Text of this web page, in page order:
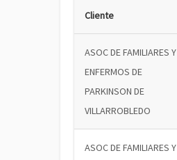
Cliente
ASOC DE FAMILIARES Y
ENFERMOS DE
PARKINSON DE
VILLARROBLEDO
ASOC DE FAMILIARES Y